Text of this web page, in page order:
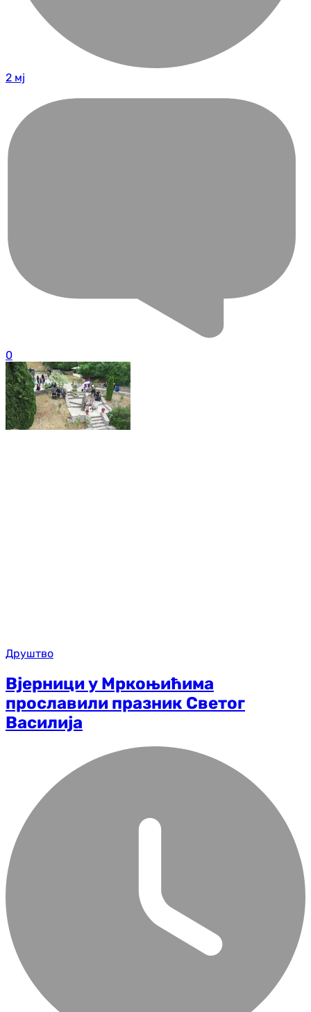
2 мј
0
Друштво
Вјерници у Мркоњићима
прославили празник Светог
Василија